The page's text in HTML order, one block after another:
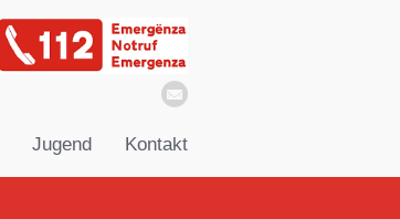
Jugend Kontakt